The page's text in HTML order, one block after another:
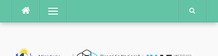
contenido
Menú